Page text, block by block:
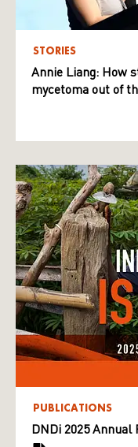
STORIES
Annie Liang: How
mycetoma out of
PUBLICATIONS
DNDi 2025 Annual